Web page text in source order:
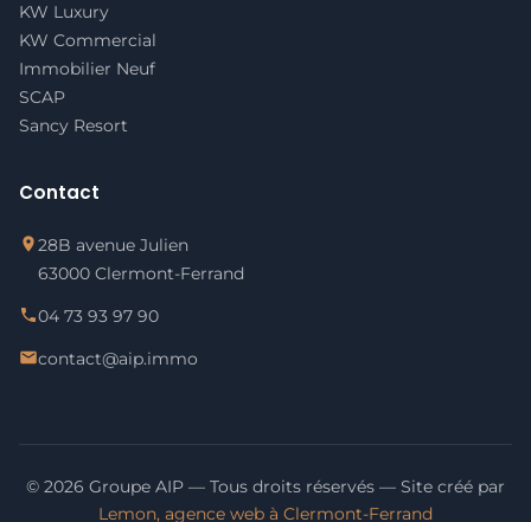
KW Luxury
KW Commercial
Immobilier Neuf
SCAP
Sancy Resort
Contact
28B avenue Julien
63000 Clermont-Ferrand
04 73 93 97 90
contact@aip.immo
© 2026 Groupe AIP — Tous droits réservés — Site créé par
Lemon, agence web à Clermont-Ferrand